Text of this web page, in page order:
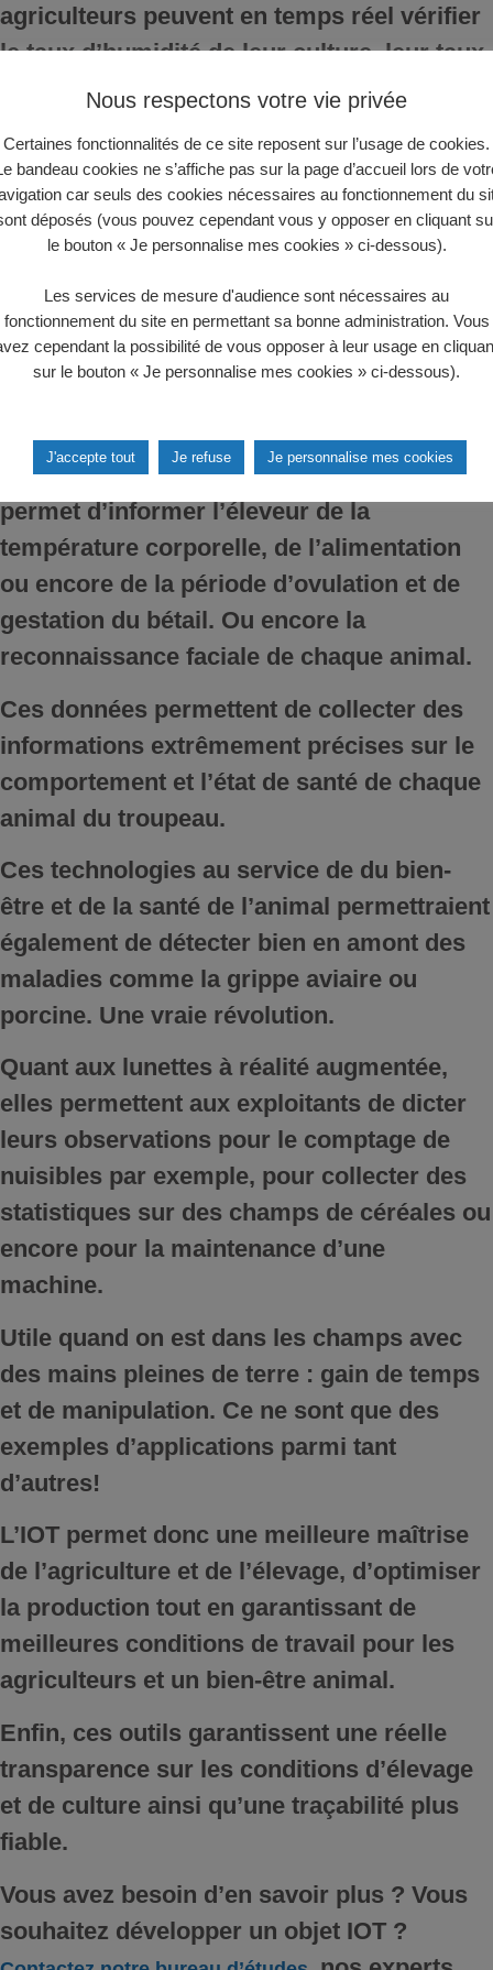
agriculteurs peuvent en temps réel vérifier
le taux d’humidité de leur culture, leur taux
de croissance ou encore planifier leur
conditions météorologiques.
Autres innovations : le collier connecté qui
permet d’informer l’éleveur de la
température corporelle, de l’alimentation
ou encore de la période d’ovulation et de
gestation du bétail. Ou encore la
reconnaissance faciale de chaque animal.
Ces données permettent de collecter des
informations extrêmement précises sur le
comportement et l’état de santé de chaque
animal du troupeau.
Ces technologies au service de du bien-
être et de la santé de l’animal permettraient
également de détecter bien en amont des
maladies comme la grippe aviaire ou
porcine. Une vraie révolution.
Quant aux lunettes à réalité augmentée,
elles permettent aux exploitants de dicter
leurs observations pour le comptage de
nuisibles par exemple, pour collecter des
statistiques sur des champs de céréales ou
encore pour la maintenance d’une
machine.
Utile quand on est dans les champs avec
des mains pleines de terre : gain de temps
et de manipulation. Ce ne sont que des
exemples d’applications parmi tant
d’autres!
L’IOT permet donc une meilleure maîtrise
de l’agriculture et de l’élevage, d’optimiser
la production tout en garantissant de
meilleures conditions de travail pour les
agriculteurs et un bien-être animal.
Enfin, ces outils garantissent une réelle
transparence sur les conditions d’élevage
et de culture ainsi qu’une traçabilité plus
fiable.
Vous avez besoin d’en savoir plus ? Vous
souhaitez développer un objet IOT ?
Nous respectons votre vie privée
Certaines fonctionnalités de ce site reposent sur l’usage de cookies.
bandeau cookies ne s’affiche pas sur la page d’accueil lors de
car seuls des cookies nécessaires au fonctionnement du
déposés (vous pouvez cependant vous y opposer en cliquant
le bouton « Je personnalise mes cookies » ci-dessous).
Les services de mesure d'audience sont nécessaires au
fonctionnement du site en permettant sa bonne administration. Vous
cependant la possibilité de vous opposer à leur usage en
sur le bouton « Je personnalise mes cookies » ci-dessous).
J'accepte tout Je refuse Je personnalise mes cookies